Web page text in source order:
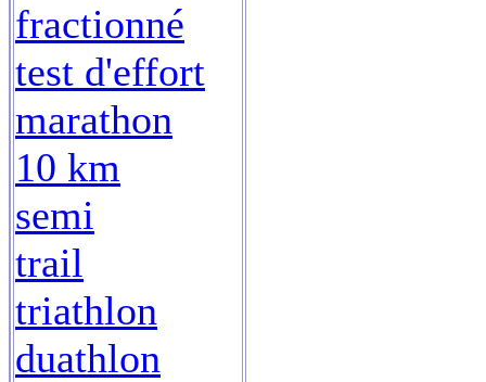
fractionné
test d'effort
marathon
10 km
semi
trail
triathlon
duathlon